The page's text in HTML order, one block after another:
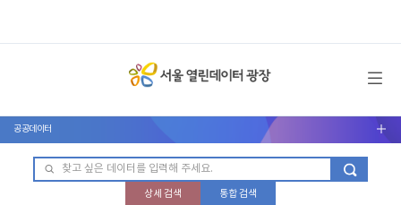
메뉴 열기
공공데이터 서브메뉴 열기
상세 검색
통합 검색